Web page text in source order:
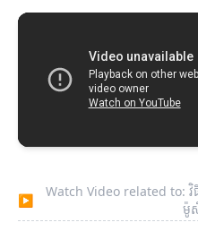
▶
Watch Video related to: វិធី
ម៉ូ